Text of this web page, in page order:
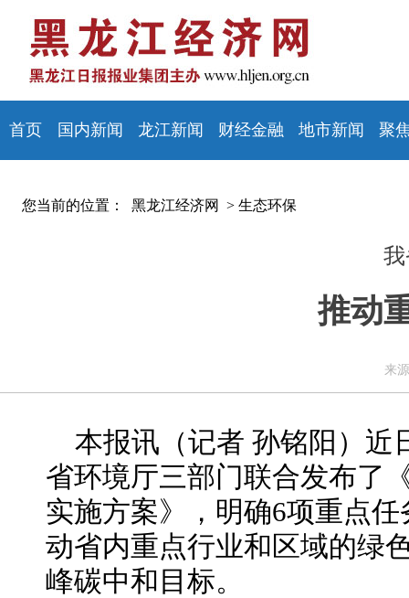
首页 国内新闻 龙江新闻 财经金融 地市新闻 聚
您当前的位置： 黑龙江经济网 > 生态环保
推动
来
本报讯（记者 孙铭阳）近
省环境厅三部门联合发布了
实施方案》，明确6项重点
动省内重点行业和区域的绿
峰碳中和目标。